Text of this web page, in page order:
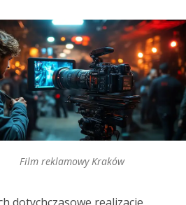
Film reklamowy Kraków